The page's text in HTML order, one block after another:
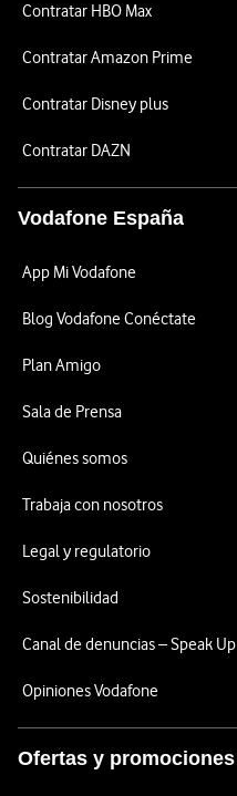
Contratar HBO Max
Contratar Amazon Prime
Contratar Disney plus
Contratar DAZN
Vodafone España
App Mi Vodafone
Blog Vodafone Conéctate
Plan Amigo
Sala de Prensa
Quiénes somos
Trabaja con nosotros
Legal y regulatorio
Sostenibilidad
Canal de denuncias – Speak Up
Opiniones Vodafone
Ofertas y promociones